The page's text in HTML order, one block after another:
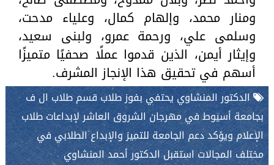
ومنار محمد، وإلهام كمال، وعلياء مدحت،
وسلمى علي، ورحمة عمرو، ولبنى سعيد،
وإيثار أيمن، الذين قدموا عملًا صحفيًا متميزًا
أسهم في تحقيق هذا الإنجاز المشرف.
الدكتور المنشاوي يحتفي بفوز طلاب قسم طلاب ال ف
بجامعة أسيوط في مهرجان الشروق العاشر لإبداعات طلاب
الإعلام ويؤكد دعم الجامعة للتميز والإبداع الطلابي في
مختلف المجالات استقبل الدكتور أحمد المنشاوي